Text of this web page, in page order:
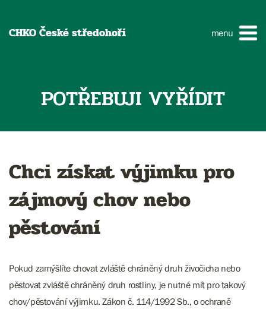
CHKO České středohoří menu
POTŘEBUJI VYŘÍDIT
Chci získat výjimku pro
zájmový chov nebo
pěstování
Pokud zamýšlíte chovat zvláště chráněný druh živočicha nebo
pěstovat zvláště chráněný druh rostliny, je nutné mít pro takový
chov/pěstování výjimku. Zákon č. 114/1992 Sb., o ochraně